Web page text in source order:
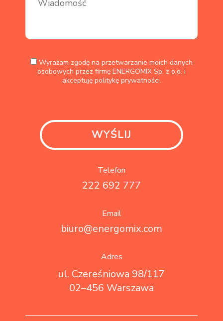
Wyrażam zgodę na przetwarzanie moich danych
osobowych przez firmę ENERGOMIX Sp. z o.o. i
akceptuję politykę prywatności.
Telefon
222 692 777
Email
biuro@energomix.com
Adres
ul. Czereśniowa 98/117
02–456 Warszawa